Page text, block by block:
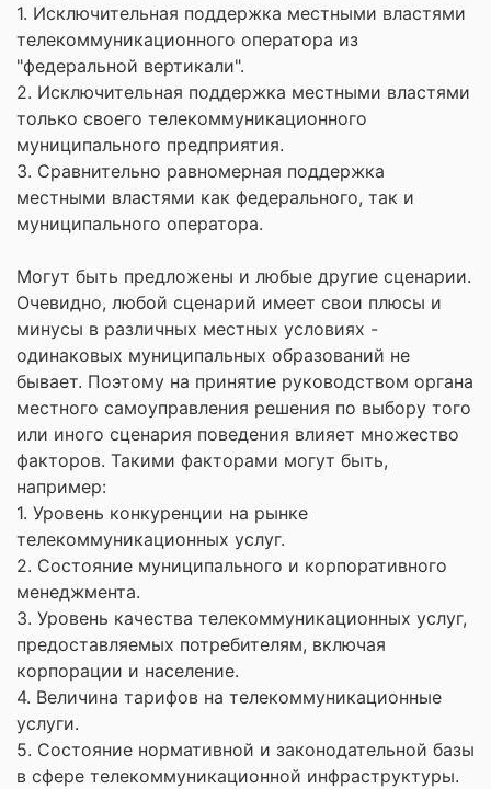
1. Исключительная поддержка местными властями
телекоммуникационного оператора из
"федеральной вертикали".
2. Исключительная поддержка местными властями
только своего телекоммуникационного
муниципального предприятия.
3. Сравнительно равномерная поддержка
местными властями как федерального, так и
муниципального оператора.
Могут быть предложены и любые другие сценарии.
Очевидно, любой сценарий имеет свои плюсы и
минусы в различных местных условиях -
одинаковых муниципальных образований не
бывает. Поэтому на принятие руководством органа
местного самоуправления решения по выбору того
или иного сценария поведения влияет множество
факторов. Такими факторами могут быть,
например:
1. Уровень конкуренции на рынке
телекоммуникационных услуг.
2. Состояние муниципального и корпоративного
менеджмента.
3. Уровень качества телекоммуникационных услуг,
предоставляемых потребителям, включая
корпорации и население.
4. Величина тарифов на телекоммуникационные
услуги.
5. Состояние нормативной и законодательной базы
в сфере телекоммуникационной инфраструктуры.